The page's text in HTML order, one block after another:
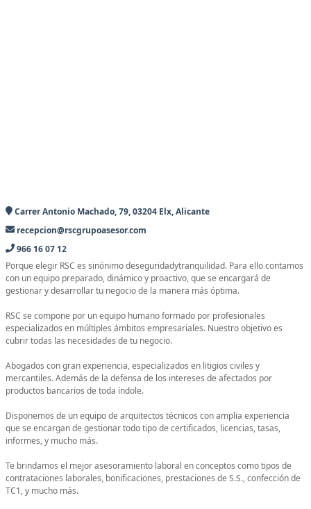
Carrer Antonio Machado, 79, 03204 Elx, Alicante
recepcion@rscgrupoasesor.com
966 16 07 12
Porque elegir RSC es sinónimo deseguridadytranquilidad. Para ello contamos
con un equipo preparado, dinámico y proactivo, que se encargará de
gestionar y desarrollar tu negocio de la manera más óptima.
RSC se compone por un equipo humano formado por profesionales
especializados en múltiples ámbitos empresariales. Nuestro objetivo es
cubrir todas las necesidades de tu negocio.
Abogados con gran experiencia, especializados en litigios civiles y
mercantiles. Además de la defensa de los intereses de afectados por
productos bancarios de toda índole.
Disponemos de un equipo de arquitectos técnicos con amplia experiencia
que se encargan de gestionar todo tipo de certificados, licencias, tasas,
informes, y mucho más.
Te brindamos el mejor asesoramiento laboral en conceptos como tipos de
contrataciones laborales, bonificaciones, prestaciones de S.S., confección de
TC1, y mucho más.